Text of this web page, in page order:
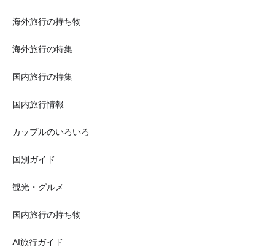
海外旅行の持ち物
海外旅行の特集
国内旅行の特集
国内旅行情報
カップルのいろいろ
国別ガイド
観光・グルメ
国内旅行の持ち物
AI旅行ガイド